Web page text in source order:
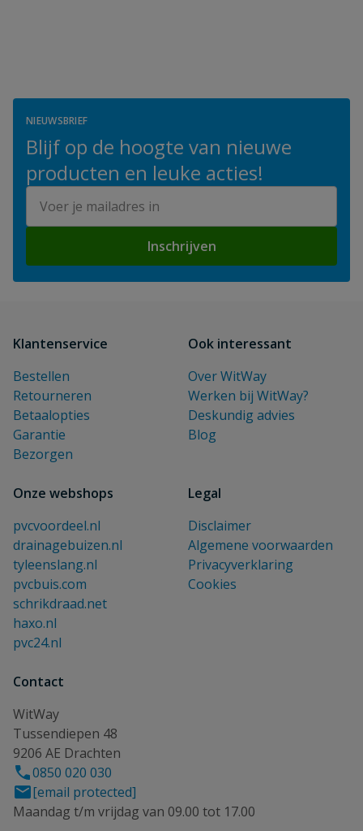
NIEUWSBRIEF
Blijf op de hoogte van nieuwe
producten en leuke acties!
Inschrijven
Klantenservice
Bestellen
Retourneren
Betaalopties
Garantie
Bezorgen
Ook interessant
Over WitWay
Werken bij WitWay?
Deskundig advies
Blog
Onze webshops
pvcvoordeel.nl
drainagebuizen.nl
tyleenslang.nl
pvcbuis.com
schrikdraad.net
haxo.nl
pvc24.nl
Legal
Disclaimer
Algemene voorwaarden
Privacyverklaring
Cookies
Contact
WitWay
Tussendiepen 48
9206 AE Drachten
0850 020 030
[email protected]
Maandag t/m vrijdag van 09.00 tot 17.00